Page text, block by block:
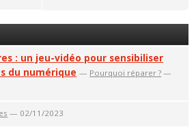
: un jeu-vidéo pour sensibiliser
du numérique — Pourquoi réparer ? —
— 02/11/2023